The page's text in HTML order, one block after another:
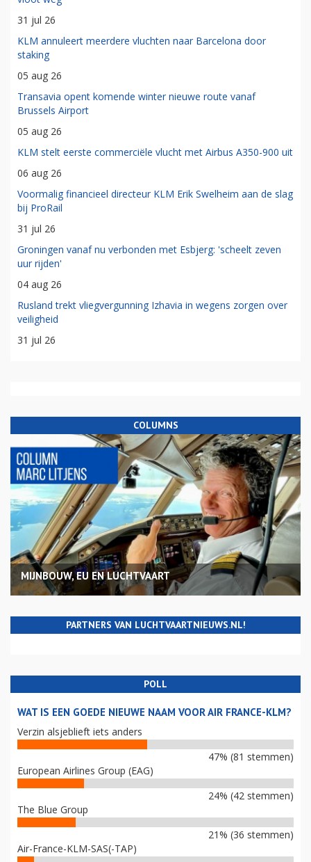
31 jul 26
KLM annuleert meerdere vluchten naar Barcelona door
staking
05 aug 26
Transavia opent komende winter nieuwe route vanaf
Brussels Airport
05 aug 26
KLM stelt eerste commerciële vlucht met Airbus A350-900 uit
06 aug 26
Voormalig financieel directeur KLM Erik Swelheim aan de slag
bij ProRail
31 jul 26
Groningen vanaf nu verbonden met Esbjerg: 'scheelt zeven
uur rijden'
04 aug 26
Rusland trekt vliegvergunning Izhavia in wegens zorgen over
veiligheid
31 jul 26
COLUMNS
MIJNBOUW, EU EN LUCHTVAART
PARTNERS VAN LUCHTVAARTNIEUWS.NL!
POLL
WAT IS EEN GOEDE NIEUWE NAAM VOOR AIR FRANCE-KLM?
Verzin alsjeblieft iets anders
47% (81 stemmen)
European Airlines Group (EAG)
24% (42 stemmen)
The Blue Group
21% (36 stemmen)
Air-France-KLM-SAS(-TAP)